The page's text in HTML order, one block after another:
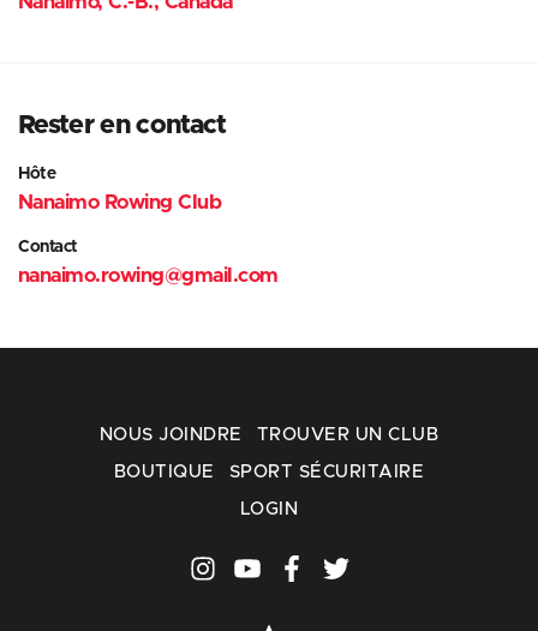
Rester en contact
Hôte
Nanaimo Rowing Club
Contact
nanaimo.rowing@gmail.com
NOUS JOINDRE TROUVER UN CLUB
BOUTIQUE SPORT SÉCURITAIRE
LOGIN